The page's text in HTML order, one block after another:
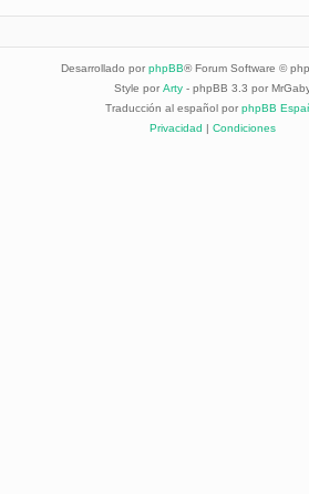
Desarrollado por phpBB® Forum Software ©
Style por Arty - phpBB 3.3 por
Traducción al español por phpBB
Privacidad | Condiciones